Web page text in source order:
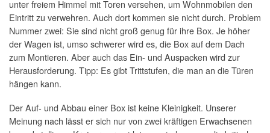
unter freiem Himmel mit Toren versehen, um Wohnmobilen den
Eintritt zu verwehren. Auch dort kommen sie nicht durch. Problem
Nummer zwei: Sie sind nicht groß genug für ihre Box. Je höher
der Wagen ist, umso schwerer wird es, die Box auf dem Dach
zum Montieren. Aber auch das Ein- und Auspacken wird zur
Herausforderung. Tipp: Es gibt Trittstufen, die man an die Türen
hängen kann.
Der Auf- und Abbau einer Box ist keine Kleinigkeit. Unserer
Meinung nach lässt er sich nur von zwei kräftigen Erwachsenen